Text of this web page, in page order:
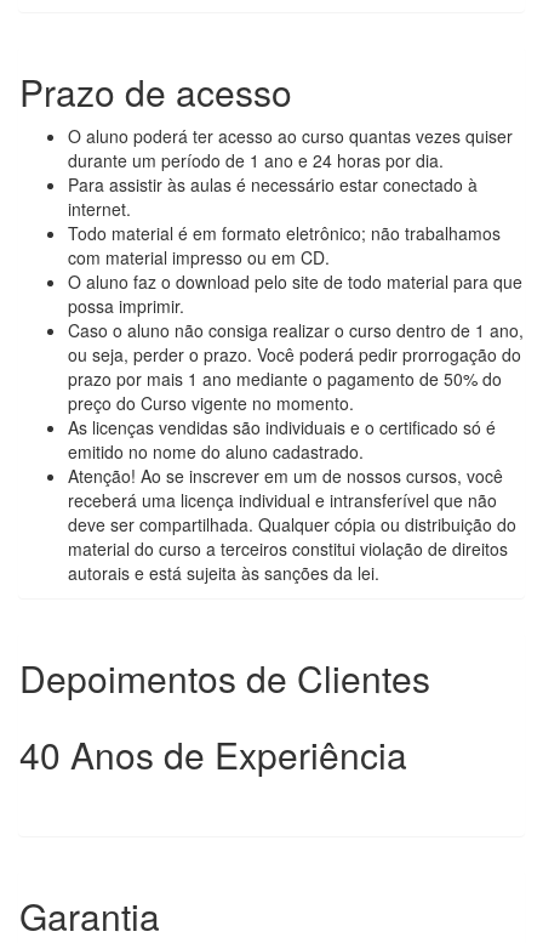
Prazo de acesso
O aluno poderá ter acesso ao curso quantas vezes quiser
durante um período de 1 ano e 24 horas por dia.
Para assistir às aulas é necessário estar conectado à
internet.
Todo material é em formato eletrônico; não trabalhamos
com material impresso ou em CD.
O aluno faz o download pelo site de todo material para que
possa imprimir.
Caso o aluno não consiga realizar o curso dentro de 1 ano,
ou seja, perder o prazo. Você poderá pedir prorrogação do
prazo por mais 1 ano mediante o pagamento de 50% do
preço do Curso vigente no momento.
As licenças vendidas são individuais e o certificado só é
emitido no nome do aluno cadastrado.
Atenção! Ao se inscrever em um de nossos cursos, você
receberá uma licença individual e intransferível que não
deve ser compartilhada. Qualquer cópia ou distribuição do
material do curso a terceiros constitui violação de direitos
autorais e está sujeita às sanções da lei.
Depoimentos de Clientes
40 Anos de Experiência
Garantia